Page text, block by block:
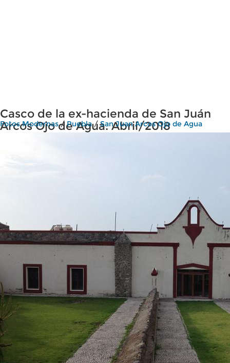
Casco de la ex-hacienda de San Juán
Arcos Ojo de Agua. Abril/2018
Fotos Modernas/Puebla/San Juan Arcos Ojo de Agua